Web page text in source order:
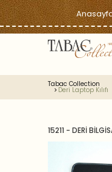
Tabac Collection
Deri Laptop Kılıfı
15211 - DERİ